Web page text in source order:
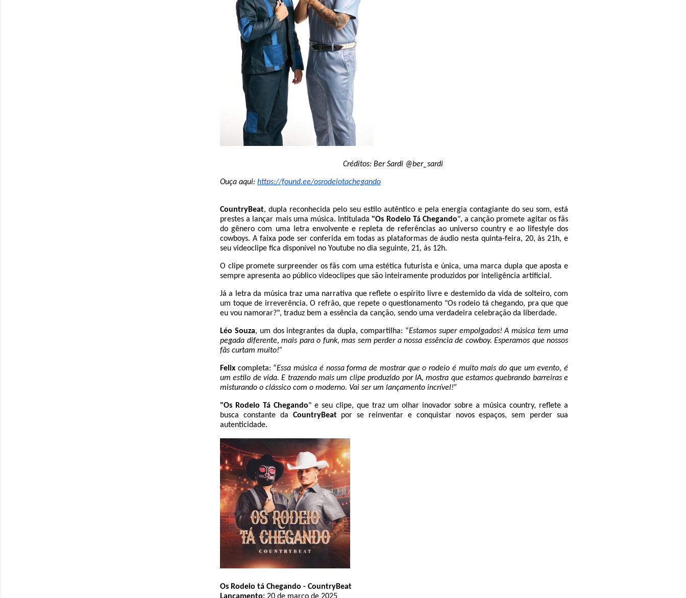
Créditos: Ber Sardi @ber_sardi
Ouça aqui: https://found.ee/osrodeiotachegando
CountryBeat, dupla reconhecida pelo seu estilo autêntico e pela energia contagiante do seu som, está
prestes a lançar mais uma música. Intitulada "Os Rodeio Tá Chegando", a canção promete agitar os fãs
do gênero com uma letra envolvente e repleta de referências ao universo country e ao lifestyle dos
cowboys. A faixa pode ser conferida em todas as plataformas de áudio nesta quinta-feira, 20, às 21h, e
seu videoclipe fica disponível no Youtube no dia seguinte, 21, às 12h.
O clipe promete surpreender os fãs com uma estética futurista e única, uma marca dupla que aposta e
sempre apresenta ao público videoclipes que são inteiramente produzidos por inteligência artificial.
Já a letra da música traz uma narrativa que reflete o espírito livre e destemido da vida de solteiro, com
um toque de irreverência. O refrão, que repete o questionamento "Os rodeio tá chegando, pra que que
eu vou namorar?", traduz bem a essência da canção, sendo uma verdadeira celebração da liberdade.
Léo Souza, um dos integrantes da dupla, compartilha: “Estamos super empolgados! A música tem uma
pegada diferente, mais para o funk, mas sem perder a nossa essência de cowboy. Esperamos que nossos
fãs curtam muito!”
Felix completa: “Essa música é nossa forma de mostrar que o rodeio é muito mais do que um evento, é
um estilo de vida. E trazendo mais um clipe produzido por IA, mostra que estamos quebrando barreiras e
misturando o clássico com o moderno. Vai ser um lançamento incrível!”
"Os Rodeio Tá Chegando" e seu clipe, que traz um olhar inovador sobre a música country, reflete a
busca constante da CountryBeatpor se reinventar e conquistar novos espaços, sem perder sua
autenticidade.
Os Rodeio tá Chegando - CountryBeat
Lançamento: 20 de março de 2025